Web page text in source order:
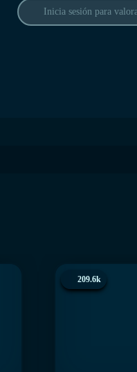
Inicia sesión para
209.6k